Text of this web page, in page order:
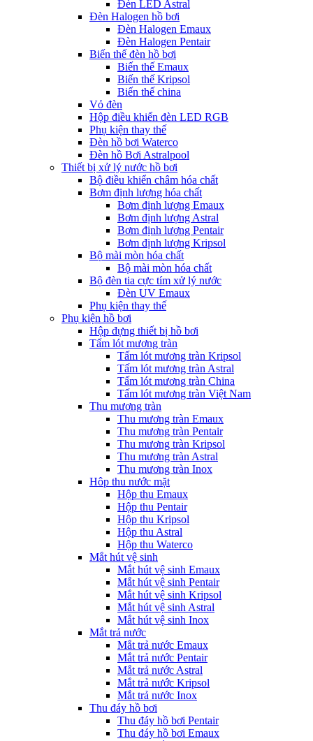
Đèn LED Astral
Đèn Halogen hồ bơi
Đèn Halogen Emaux
Đèn Halogen Pentair
Biến thế đèn hồ bơi
Biến thế Emaux
Biến thế Kripsol
Biến thế china
Vỏ đèn
Hộp điều khiển đèn LED RGB
Phụ kiện thay thế
Đèn hồ bơi Waterco
Đèn hồ Bơi Astralpool
Thiết bị xử lý nước hồ bơi
Bộ điều khiển châm hóa chất
Bơm định lượng hóa chất
Bơm định lượng Emaux
Bơm định lượng Astral
Bơm định lượng Pentair
Bơm định lượng Kripsol
Bộ mài mòn hóa chất
Bộ mài mòn hóa chất
Bộ đèn tia cực tím xử lý nước
Đèn UV Emaux
Phụ kiện thay thế
Phụ kiện hồ bơi
Hộp đựng thiết bị hồ bơi
Tấm lót mương tràn
Tấm lót mương tràn Kripsol
Tấm lót mương tràn Astral
Tấm lót mương tràn China
Tấm lót mương tràn Việt Nam
Thu mương tràn
Thu mương tràn Emaux
Thu mương tràn Pentair
Thu mương tràn Kripsol
Thu mương tràn Astral
Thu mương tràn Inox
Hôp thu nước mặt
Hộp thu Emaux
Hộp thu Pentair
Hộp thu Kripsol
Hộp thu Astral
Hộp thu Waterco
Mắt hút vệ sinh
Mắt hút vệ sinh Emaux
Mắt hút vệ sinh Pentair
Mắt hút vệ sinh Kripsol
Mắt hút vệ sinh Astral
Mắt hút vệ sinh Inox
Mắt trả nước
Mắt trả nước Emaux
Mắt trả nước Pentair
Mắt trả nước Astral
Mắt trả nước Kripsol
Mắt trả nước Inox
Thu đáy hồ bơi
Thu đáy hồ bơi Pentair
Thu đáy hồ bơi Emaux